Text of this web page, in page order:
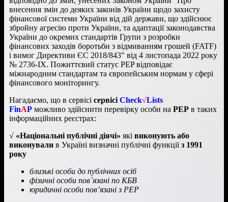
внесення змін до деяких законів України щодо захисту
фінансової системи України від дій держави, що здійснює
збройну агресію проти України, та адаптації законодавства
України до окремих стандартів Групи з розробки
фінансових заходів боротьби з відмиванням грошей (FATF)
і вимог Директиви ЄС 2018/843" від 4 листопада 2022 року
№ 2736-IX. Пожиттєвий статус PEP відповідає
міжнародним стандартам та європейським нормам у сфері
фінансового моніторингу.
Нагадаємо, що в сервісі сервісі Check√Lists
FinAP можливо здійснити перевірку особи на PEP в таких
інформаційних реєстрах:
√ «Національні публічні діячі» які виконують або
виконували в Україні визначні публічні функціїз 1991
року
близькі особи до публічних осіб
фізичні особи пов`язані по КБВ
юридичні особи пов’язані з РЕР